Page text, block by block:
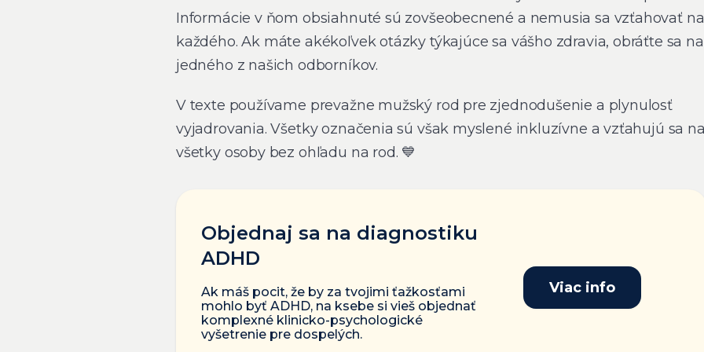
Informácie v ňom obsiahnuté sú zovšeobecnené a nemusia sa vzťahovať na
každého. Ak máte akékoľvek otázky týkajúce sa vášho zdravia, obráťte sa na
jedného z našich odborníkov.
V texte používame prevažne mužský rod pre zjednodušenie a plynulosť
vyjadrovania. Všetky označenia sú však myslené inkluzívne a vzťahujú sa
všetky osoby bez ohľadu na rod. 💙
Objednaj sa na diagnostiku
ADHD
Ak máš pocit, že by za tvojimi ťažkosťami
mohlo byť ADHD, na ksebe si vieš objednať
komplexné klinicko-psychologické
vyšetrenie pre dospelých.
Viac info